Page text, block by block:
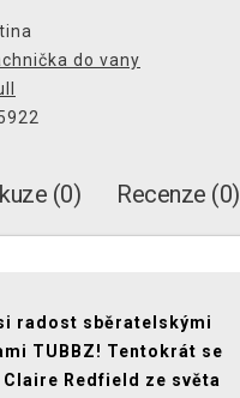
do vany
(0) Recenze (0)
radost sběratelskými
TUBBZ! Tentokrát se
Redfield ze světa